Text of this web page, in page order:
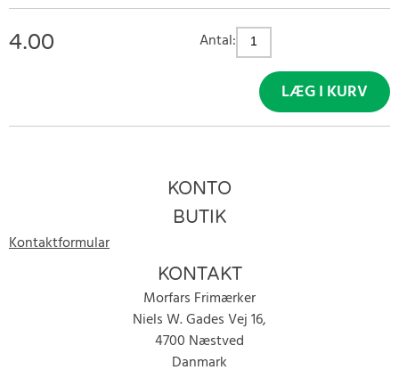
4.00 Antal:
LÆG I KURV
KONTO
BUTIK
Kontaktformular
KONTAKT
Morfars Frimærker
Niels W. Gades Vej 16,
4700 Næstved
Danmark